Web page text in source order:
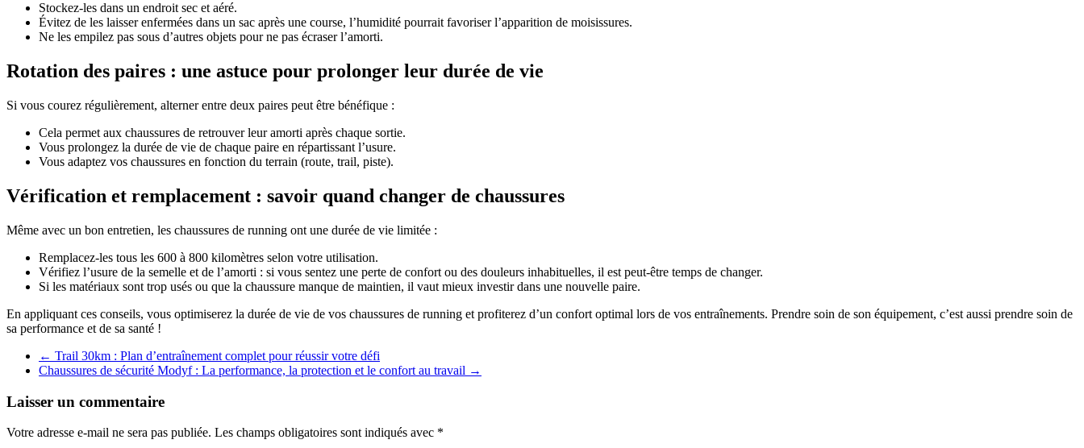
Stockez-les dans un endroit sec et aéré.
Évitez de les laisser enfermées dans un sac après une course, l’humidité pourrait favoriser l’apparition de moisissures.
Ne les empilez pas sous d’autres objets pour ne pas écraser l’amorti.
Rotation des paires : une astuce pour prolonger leur durée de vie
Si vous courez régulièrement, alterner entre deux paires peut être bénéfique :
Cela permet aux chaussures de retrouver leur amorti après chaque sortie.
Vous prolongez la durée de vie de chaque paire en répartissant l’usure.
Vous adaptez vos chaussures en fonction du terrain (route, trail, piste).
Vérification et remplacement : savoir quand changer de chaussures
Même avec un bon entretien, les chaussures de running ont une durée de vie limitée :
Remplacez-les tous les 600 à 800 kilomètres selon votre utilisation.
Vérifiez l’usure de la semelle et de l’amorti : si vous sentez une perte de confort ou des douleurs inhabituelles, il est peut-être temps de changer.
Si les matériaux sont trop usés ou que la chaussure manque de maintien, il vaut mieux investir dans une nouvelle paire.
En appliquant ces conseils, vous optimiserez la durée de vie de vos chaussures de running et profiterez d’un confort optimal lors de vos entraînements. Prendre soin de son équipement, c’est aussi prendre soin de
sa performance et de sa santé !
← Trail 30km : Plan d’entraînement complet pour réussir votre défi
Chaussures de sécurité Modyf : La performance, la protection et le confort au travail →
Laisser un commentaire
Votre adresse e-mail ne sera pas publiée. Les champs obligatoires sont indiqués avec *